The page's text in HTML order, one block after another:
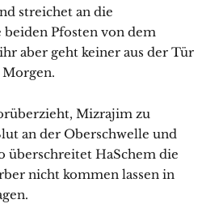
streichet an die
Pfosten von dem
aber geht keiner aus der Tür
Morgen.
Mizrajim zu
an der Oberschwelle und
überschreitet HaSchem die
nicht kommen lassen in